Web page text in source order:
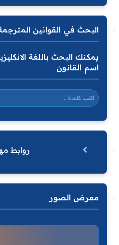
البحث في القوانين المترجمة
يمكنك البحث باللغة
اسم القانون
روابط
معرض الصور